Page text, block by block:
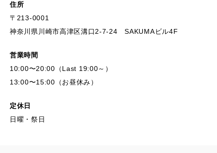
住所
〒213-0001
神奈川県川崎市高津区溝口2-7-24 SAKUMAビル4F
営業時間
10:00〜20:00（Last 19:00～）
13:00〜15:00（お昼休み）
定休日
日曜・祭日